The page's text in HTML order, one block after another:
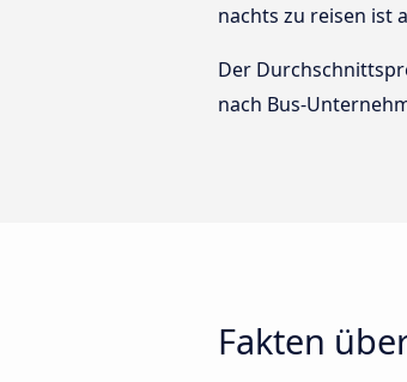
nachts zu reisen ist
Der
nach Bus-
Fakten